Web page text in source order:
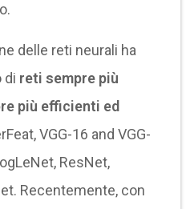
delle reti neurali ha
di reti sempre più
più efficienti ed
VGG-16 and VGG-
ResNet,
Recentemente, con